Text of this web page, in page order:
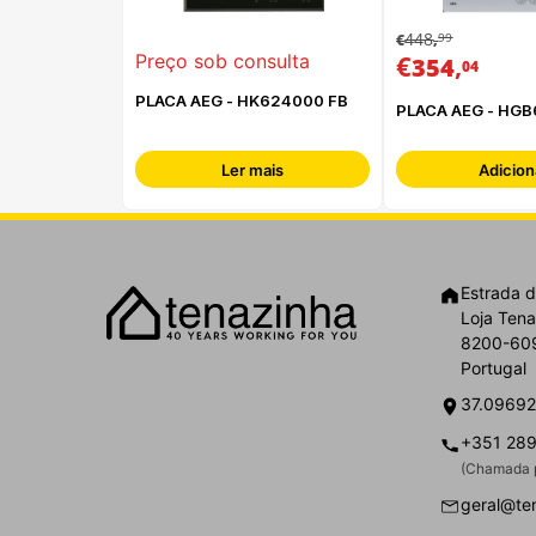
Preço sob consulta
PLACA AEG - HK624000 FB
Ler mais
€448,99
€354,04
PLACA AEG -
Estrada
Loja
8200-
Portugal
+351
(Chamada